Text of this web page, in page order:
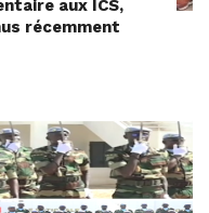
aux ICS,
récemment